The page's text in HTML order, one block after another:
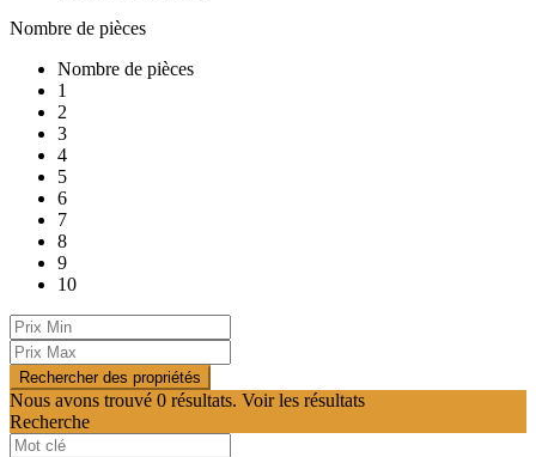
Nombre de pièces
Nombre de pièces
1
2
3
4
5
6
7
8
9
10
Nous avons trouvé 0 résultats. Voir les résultats
Recherche